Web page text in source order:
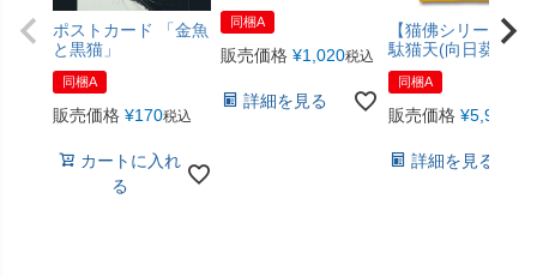
ポストカード 「金魚
と黒猫」
同梱A
販売価格 ¥170税込
カートに入れ
る
同梱A
販売価格 ¥1,020税込
詳細を見る
【猫佛シリーズ】
駄猫天(向日葵色)
同梱A
販売価格 ¥5,940
詳細を見る